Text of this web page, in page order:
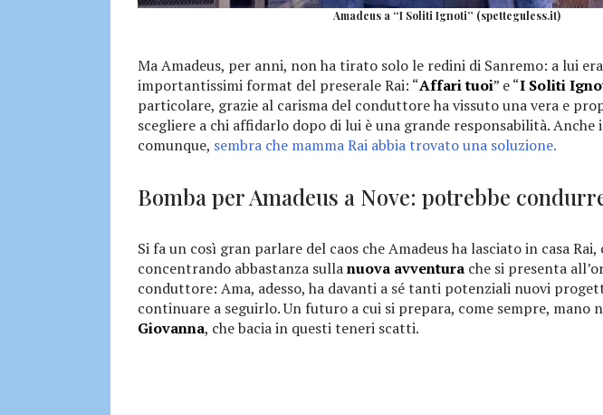
Amadeus a “I Soliti Ignoti” (spetteguless.it)
Ma Amadeus, per anni, non ha tirato solo le redini di Sanremo: a lui
importantissimi format del preserale Rai: “Affari tuoi” e “I Soliti
particolare, grazie al carisma del conduttore ha vissuto una vera e
scegliere a chi affidarlo dopo di lui è una grande responsabilità. Anche
comunque, sembra che mamma Rai abbia trovato una soluzione.
Bomba per Amadeus a Nove: potrebbe
Si fa un così gran parlare del caos che Amadeus ha lasciato in casa
concentrando abbastanza sullanuova avventura che si presenta
conduttore: Ama, adesso, ha davanti a sé tanti potenziali nuovi
continuare a seguirlo. Un futuro a cui si prepara, come sempre, mano
Giovanna, che bacia in questi teneri scatti.